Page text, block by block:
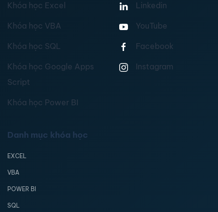
Khóa học Excel
Khóa học VBA
Khóa học SQL
Khóa học Google Apps
Script
Khóa học Power BI
Linkedin
YouTube
Facebook
Instagram
Danh mục khóa học
EXCEL
VBA
POWER BI
SQL